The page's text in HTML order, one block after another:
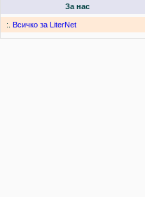
За нас
:. Всичко за LiterNet